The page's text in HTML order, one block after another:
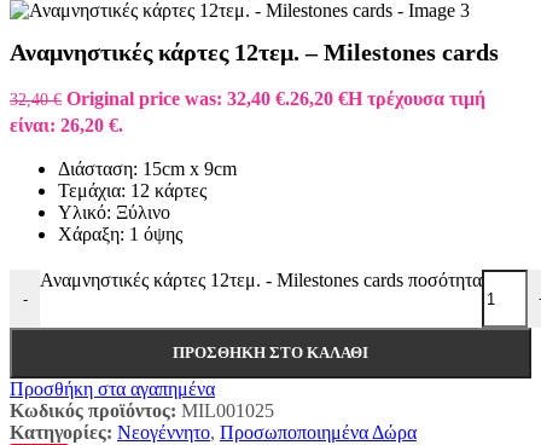
Αναμνηστικές κάρτες 12τεμ. – Milestones cards
32,40€ Original price was: 32,40 €.26,20 €Η τρέχουσα τιμή
είναι: 26,20 €.
Διάσταση: 15cm x 9cm
Τεμάχια: 12 κάρτες
Υλικό: Ξύλινο
Χάραξη: 1 όψης
-
Αναμνηστικές κάρτες 12τεμ. - Milestones cards ποσότητα
ΠΡΟΣΘΉΚΗ ΣΤΟ ΚΑΛΆΘΙ
Προσθήκη στα αγαπημένα
Κωδικός προϊόντος: MIL001025
Κατηγορίες: Νεογέννητο, Προσωποποιημένα Δώρα